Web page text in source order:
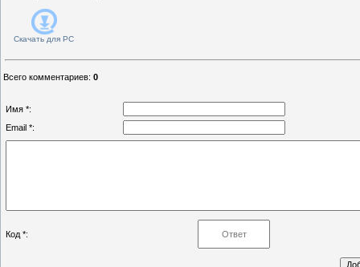
Скачать для PC
Всего комментариев: 0
Имя *:
Email *:
Код *: